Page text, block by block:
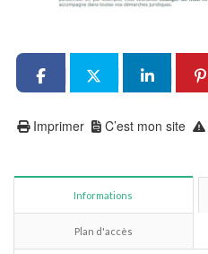
C’est mon site
Imprimer
Informations
Plan d'accès